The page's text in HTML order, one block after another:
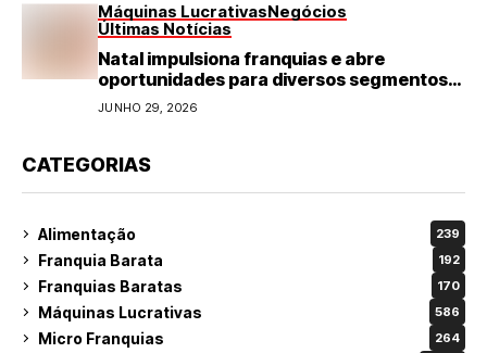
Máquinas LucrativasNegócios
Últimas Notícias
Natal impulsiona franquias e abre
oportunidades para diversos segmentos
do varejo
JUNHO 29, 2026
CATEGORIAS
Alimentação 239
Franquia Barata 192
Franquias Baratas 170
Máquinas Lucrativas 586
Micro Franquias 264